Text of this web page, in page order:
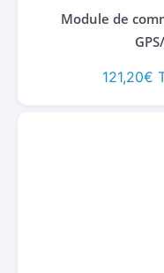
Module de
121,20€